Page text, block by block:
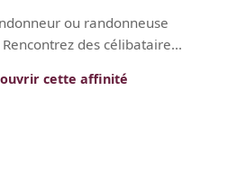
ou randonneuse
des célibataire...
cette affinité